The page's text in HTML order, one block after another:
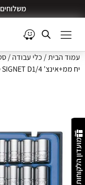
משלוחים
מועדון הלקוחות
עמוד הבית/ כלי עבודה/
יח ממ+אינצ' SIGNET D1/4 סיגנט